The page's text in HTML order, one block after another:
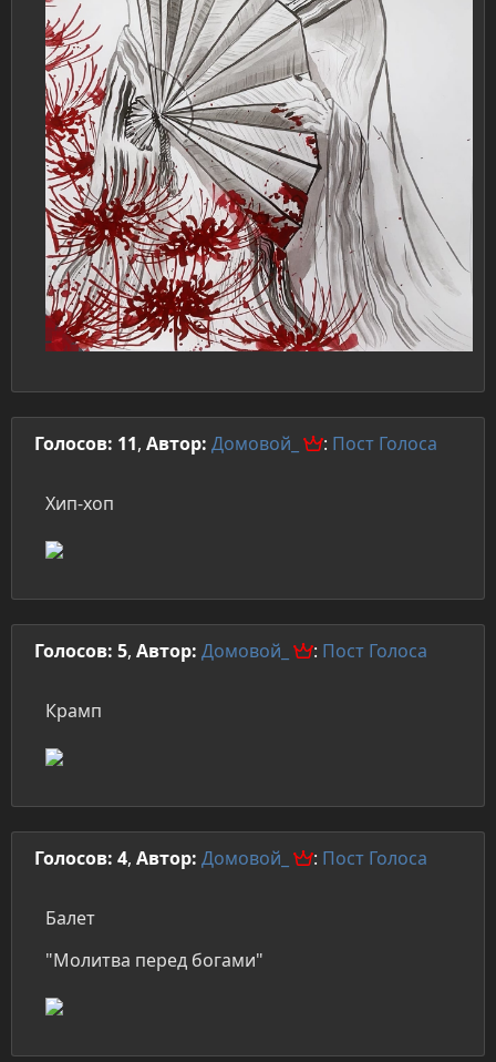
Голосов: 11, Автор: Домовой_ : Пост Голоса
Хип-хоп
Голосов: 5, Автор: Домовой_ : Пост Голоса
Крамп
Голосов: 4, Автор: Домовой_ : Пост Голоса
Балет
"Молитва перед богами"